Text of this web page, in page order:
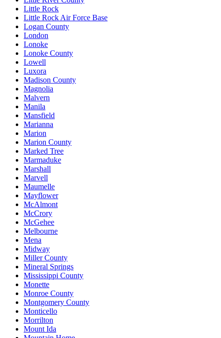
Little Rock
Little Rock Air Force Base
Logan County
London
Lonoke
Lonoke County
Lowell
Luxora
Madison County
Magnolia
Malvern
Manila
Mansfield
Marianna
Marion
Marion County
Marked Tree
Marmaduke
Marshall
Marvell
Maumelle
Mayflower
McAlmont
McCrory
McGehee
Melbourne
Mena
Midway
Miller County
Mineral Springs
Mississippi County
Monette
Monroe County
Montgomery County
Monticello
Morrilton
Mount Ida